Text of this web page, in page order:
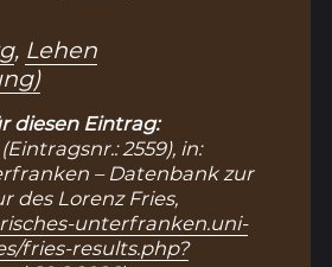
, Lehen
diesen Eintrag:
(Eintragsnr.: 2559), in:
– Datenbank zur
des Lorenz Fries,
unterfranken.uni-
fries-results.php?